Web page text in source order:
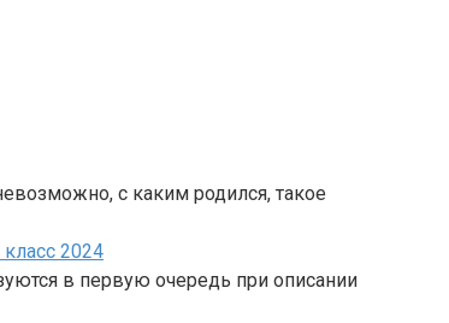
с каким родился, такое
2024
в первую очередь при описании